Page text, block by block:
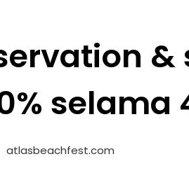
selama
atlasbeachfest.com